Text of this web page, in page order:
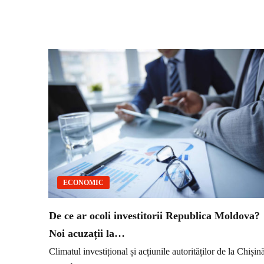
ECONOMIC
De ce ar ocoli investitorii Republica Moldova?
Noi acuzații la…
Climatul investițional și acțiunile autorităților de la